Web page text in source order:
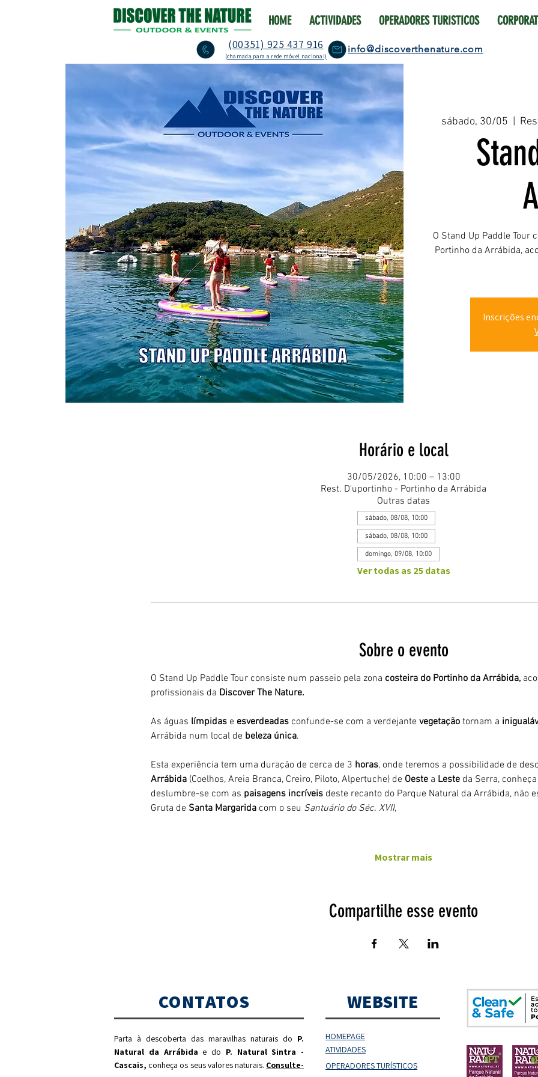
HOME ACTIVIDADES OPERADORES TURISTICOS
(00351) 925 437 916
(chamada para a rede móvel nacional)
info@discoverthenature.com
sábado, 30/05
O Stand Up Paddle Tour
Portinho da Arrábida,
Inscrições
Horário e local
30/05/2026, 10:00 – 13:00
Rest. D'uportinho - Portinho da Arrábida
Outras datas
sábado, 08/08, 10:00
sábado, 08/08, 10:00
domingo, 09/08, 10:00
Ver todas as 25 datas
Sobre o evento
O Stand Up Paddle Tour consiste num passeio pela zona costeira do Portinho da Arrábida,
profissionais da Discover The Nature.
As águas límpidas e esverdeadas confunde-se com a verdejante vegetação tornam a
Arrábida num local de beleza única.
Esta experiência tem uma duração de cerca de 3 horas, onde teremos a possibilidade de
Arrábida (Coelhos, Areia Branca, Creiro, Piloto, Alpertuche) de Oeste a Leste da Serra,
deslumbre-se com as paisagens incríveis deste recanto do Parque Natural da Arrábida, não
Gruta de Santa Margarida com o seu Santuário do Séc. XVII,
Mostrar mais
Compartilhe esse evento
CONTATOS
Parta à descoberta das maravilhas naturais do P.
Natural da Arrábida e do P. Natural Sintra -
Cascais, conheça os seus valores naturais. Consulte-
WEBSITE
HOMEPAGE
ATIVIDADES
OPERADORESTURÍSTICOS